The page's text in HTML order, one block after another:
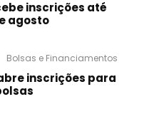
inscrições até
agosto
Bolsas e Financiamentos
inscrições para